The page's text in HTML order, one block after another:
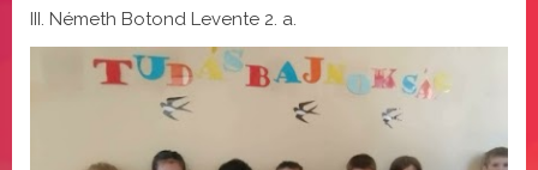
III. Németh Botond Levente 2. a.